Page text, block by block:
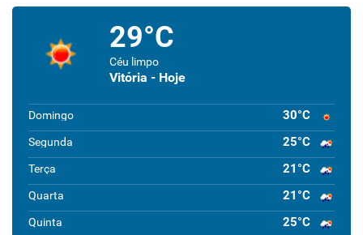
29°C
Céu limpo
Vitória - Hoje
Domingo 30°C
Segunda 25°C
Terça 21°C
Quarta 21°C
Quinta 25°C